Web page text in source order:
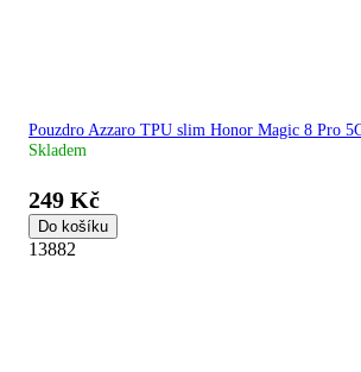
Pouzdro Azzaro TPU slim Honor Magic 8 Pro
Skladem
249 Kč
Do košíku
13882